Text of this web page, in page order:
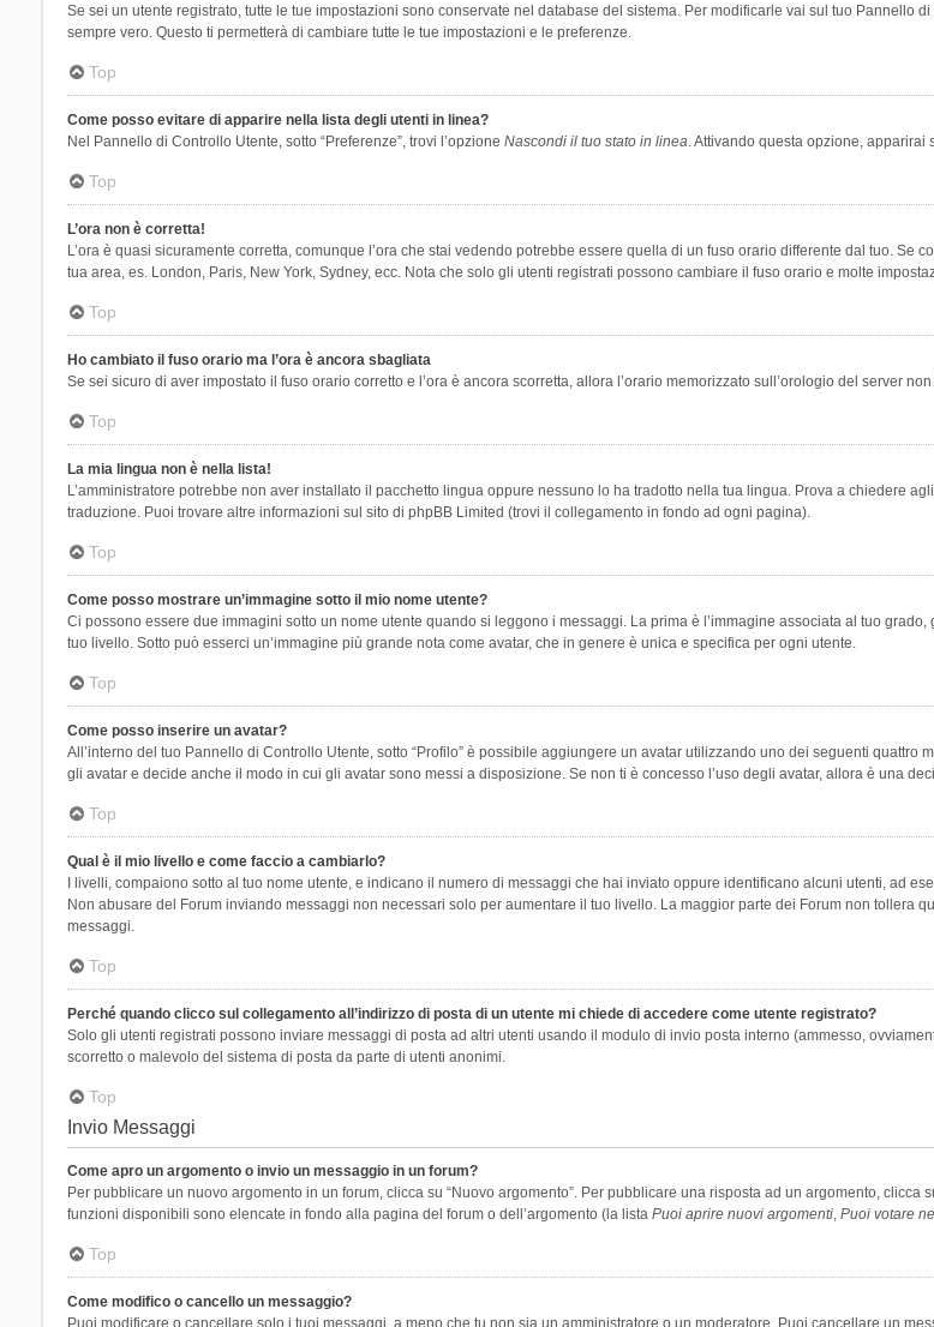
Se sei un utente registrato, tutte le tue impostazioni sono conservate nel database del sistema. Per modificarle vai sul tuo Pannello
sempre vero. Questo ti permetterà di cambiare tutte le tue impostazioni e le preferenze.
Top
Come posso evitare di apparire nella lista degli utenti in linea?
Nel Pannello di Controllo Utente, sotto “Preferenze”, trovi l’opzione Nascondi il tuo stato in linea. Attivando questa opzione, apparirai
Top
L’ora non è corretta!
L’ora è quasi sicuramente corretta, comunque l’ora che stai vedendo potrebbe essere quella di un fuso orario differente dal tuo.
tua area, es. London, Paris, New York, Sydney, ecc. Nota che solo gli utenti registrati possono cambiare il fuso orario e molte
Top
Ho cambiato il fuso orario ma l’ora è ancora sbagliata
Se sei sicuro di aver impostato il fuso orario corretto e l’ora è ancora scorretta, allora l’orario memorizzato sull’orologio del server
Top
La mia lingua non è nella lista!
L’amministratore potrebbe non aver installato il pacchetto lingua oppure nessuno lo ha tradotto nella tua lingua. Prova a chiedere
traduzione. Puoi trovare altre informazioni sul sito di phpBB Limited (trovi il collegamento in fondo ad ogni pagina).
Top
Come posso mostrare un’immagine sotto il mio nome utente?
Ci possono essere due immagini sotto un nome utente quando si leggono i messaggi. La prima è l’immagine associata al tuo
tuo livello. Sotto può esserci un’immagine più grande nota come avatar, che in genere è unica e specifica per ogni utente.
Top
Come posso inserire un avatar?
All’interno del tuo Pannello di Controllo Utente, sotto “Profilo” è possibile aggiungere un avatar utilizzando uno dei seguenti quattro
gli avatar e decide anche il modo in cui gli avatar sono messi a disposizione. Se non ti è concesso l’uso degli avatar, allora è una
Top
Qual è il mio livello e come faccio a cambiarlo?
I livelli, compaiono sotto al tuo nome utente, e indicano il numero di messaggi che hai inviato oppure identificano alcuni utenti, ad
Non abusare del Forum inviando messaggi non necessari solo per aumentare il tuo livello. La maggior parte dei Forum non tollera
messaggi.
Top
Perché quando clicco sul collegamento all’indirizzo di posta di un utente mi chiede di accedere come utente registrato?
Solo gli utenti registrati possono inviare messaggi di posta ad altri utenti usando il modulo di invio posta interno (ammesso,
scorretto o malevolo del sistema di posta da parte di utenti anonimi.
Top
Invio Messaggi
Come apro un argomento o invio un messaggio in un forum?
Per pubblicare un nuovo argomento in un forum, clicca su “Nuovo argomento”. Per pubblicare una risposta ad un argomento,
funzioni disponibili sono elencate in fondo alla pagina del forum o dell’argomento (la lista Puoi aprire nuovi argomenti, Puoi votare
Top
Come modifico o cancello un messaggio?
Puoi modificare o cancellare solo i tuoi messaggi, a meno che tu non sia un amministratore o un moderatore. Puoi cancellare un